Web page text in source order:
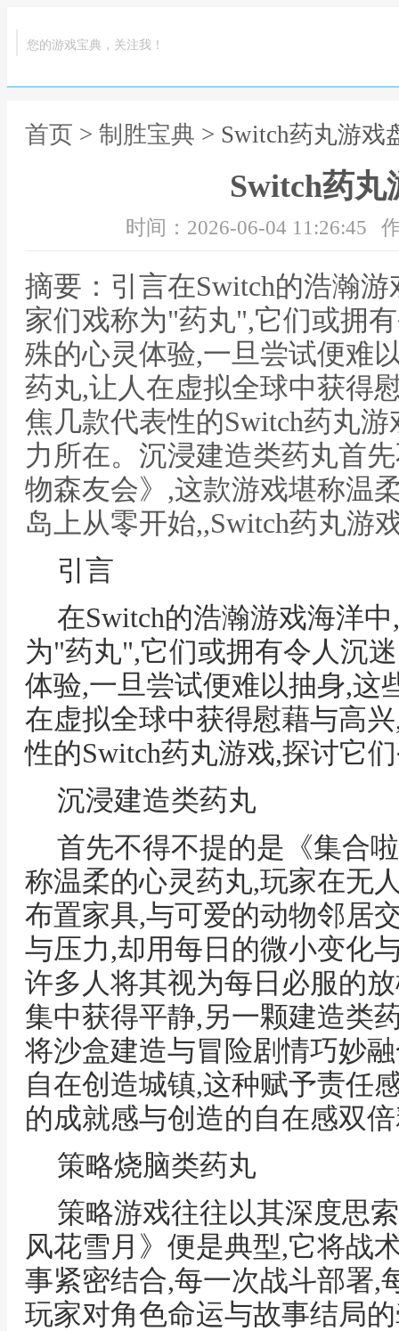
您的游戏宝典，关注我！
首页 > 制胜宝典 > Switch药丸游戏
Switch药丸
时间：2026-06-04 11:26:45
摘要：引言在Switch的浩瀚
家们戏称为"药丸",它们或拥
殊的心灵体验,一旦尝试便难
药丸,让人在虚拟全球中获得
焦几款代表性的Switch药丸
力所在。沉浸建造类药丸首
物森友会》,这款游戏堪称温
岛上从零开始,,Switch药丸游
引言
在Switch的浩瀚游戏海洋
为"药丸",它们或拥有令人沉
体验,一旦尝试便难以抽身,这
在虚拟全球中获得慰藉与高
性的Switch药丸游戏,探讨它
沉浸建造类药丸
首先不得不提的是《集合
称温柔的心灵药丸,玩家在无
布置家具,与可爱的动物邻居
与压力,却用每日的微小变化
许多人将其视为每日必服的
集中获得平静,另一颗建造类
将沙盒建造与冒险剧情巧妙
自在创造城镇,这种赋予责任
的成就感与创造的自在感双
策略烧脑类药丸
策略游戏往往以其深度思
风花雪月》便是典型,它将战
事紧密结合,每一次战斗部署,
玩家对角色命运与故事结局